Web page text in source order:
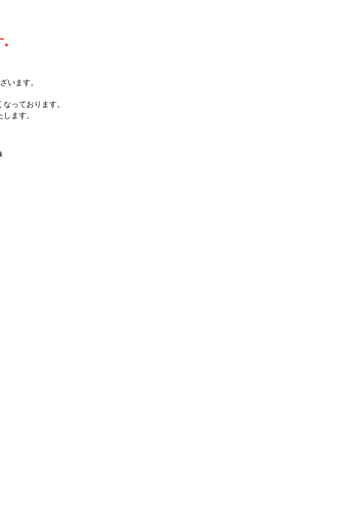
います。
っております。
ます。